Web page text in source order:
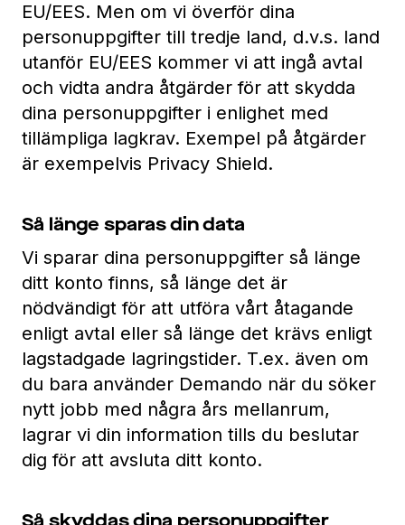
EU/EES. Men om vi överför dina
personuppgifter till tredje land, d.v.s. land
utanför EU/EES kommer vi att ingå avtal
och vidta andra åtgärder för att skydda
dina personuppgifter i enlighet med
tillämpliga lagkrav. Exempel på åtgärder
är exempelvis Privacy Shield.
Så länge sparas din data
Vi sparar dina personuppgifter så länge
ditt konto finns, så länge det är
nödvändigt för att utföra vårt åtagande
enligt avtal eller så länge det krävs enligt
lagstadgade lagringstider. T.ex. även om
du bara använder Demando när du söker
nytt jobb med några års mellanrum,
lagrar vi din information tills du beslutar
dig för att avsluta ditt konto.